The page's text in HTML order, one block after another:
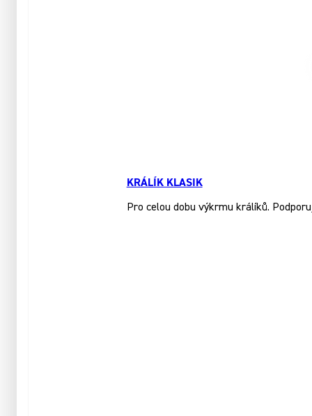
KRÁLÍK KLASIK
Pro celou dobu výkrmu králíků.